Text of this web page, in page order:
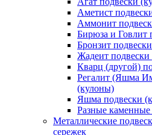
Аметист
Аммонит
Бирюза и Говлит
Бронзит
Жадеит
Кварц (другой)
Регалит (Яшма
(кулоны)
Яшма подвески
Разные
Металлические
сережек